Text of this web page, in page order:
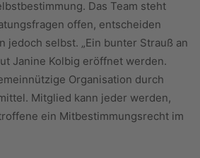
Das Team steht
offen, entscheiden
jedoch selbst. „Ein bunter Strauß an
Janine Kolbig eröffnet werden.
Organisation durch
Mitglied kann jeder werden,
ein Mitbestimmungsrecht im